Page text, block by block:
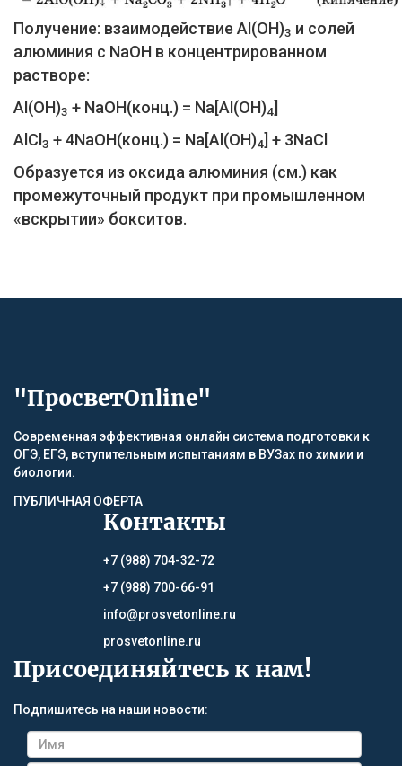
Получение: взаимодействие Al(ОН)3 и солей
алюминия с NaOH в концентрированном
растворе:
Al(OH)3 + NaOH(конц.) = Na[Al(OH)4]
AlCl3 + 4NaOH(конц.) = Na[Al(OH)4] + 3NaCl
Образуется из оксида алюминия (см.) как
промежуточный продукт при промышленном
«вскрытии» бокситов.
"ПросветOnline"
Современная эффективная онлайн система подготовки к
ОГЭ, ЕГЭ, вступительным испытаниям в ВУЗах по химии и
биологии.
ПУБЛИЧНАЯ ОФЕРТА
Контакты
+7 (988) 704-32-72
+7 (988) 700-66-91
info@prosvetonline.ru
prosvetonline.ru
Присоединяйтесь к нам!
Подпишитесь на наши новости: